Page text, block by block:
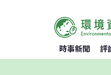
時事新聞 評